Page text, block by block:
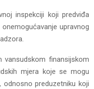
inspekciji koji predviđa
upravnog
finansijskom
mjera koje se mogu
odnosno preduzetniku koji